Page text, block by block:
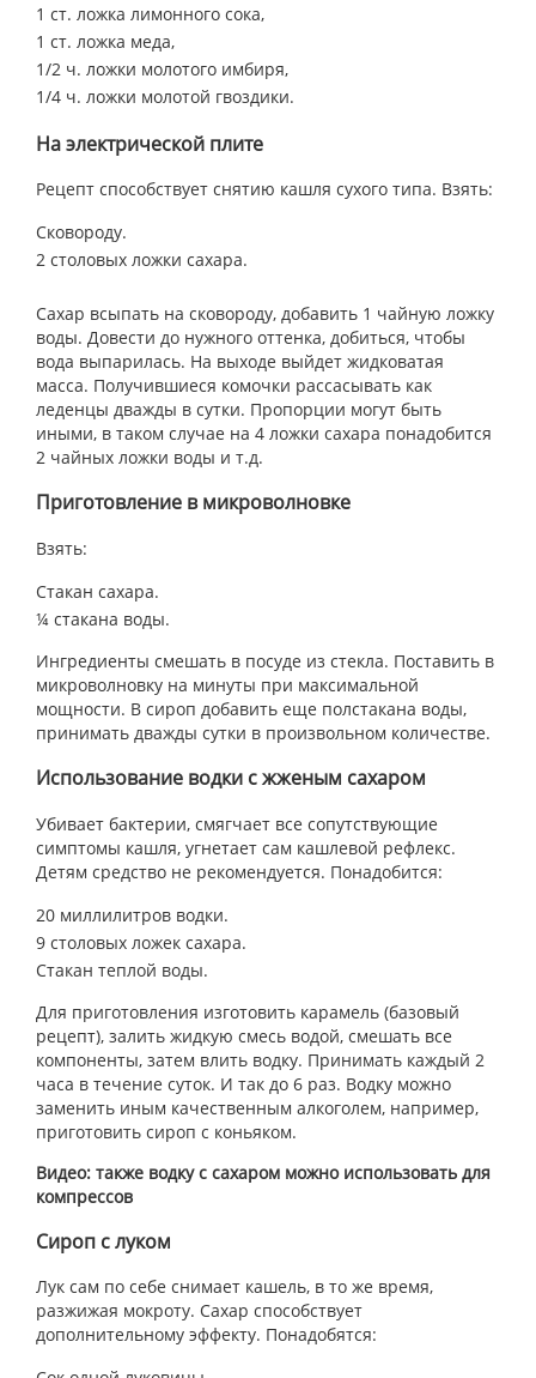
1 ст. ложка лимонного сока,
1 ст. ложка меда,
1/2 ч. ложки молотого имбиря,
1/4 ч. ложки молотой гвоздики.
На электрической плите
Рецепт способствует снятию кашля сухого типа. Взять:
Сковороду.
2 столовых ложки сахара.
Сахар всыпать на сковороду, добавить 1 чайную ложку
воды. Довести до нужного оттенка, добиться, чтобы
вода выпарилась. На выходе выйдет жидковатая
масса. Получившиеся комочки рассасывать как
леденцы дважды в сутки. Пропорции могут быть
иными, в таком случае на 4 ложки сахара понадобится
2 чайных ложки воды и т.д.
Приготовление в микроволновке
Взять:
Стакан сахара.
¼ стакана воды.
Ингредиенты смешать в посуде из стекла. Поставить в
микроволновку на минуты при максимальной
мощности. В сироп добавить еще полстакана воды,
принимать дважды сутки в произвольном количестве.
Использование водки с жженым сахаром
Убивает бактерии, смягчает все сопутствующие
симптомы кашля, угнетает сам кашлевой рефлекс.
Детям средство не рекомендуется. Понадобится:
20 миллилитров водки.
9 столовых ложек сахара.
Стакан теплой воды.
Для приготовления изготовить карамель (базовый
рецепт), залить жидкую смесь водой, смешать все
компоненты, затем влить водку. Принимать каждый 2
часа в течение суток. И так до 6 раз. Водку можно
заменить иным качественным алкоголем, например,
приготовить сироп с коньяком.
Видео: также водку с сахаром можно использовать для
компрессов
Сироп с луком
Лук сам по себе снимает кашель, в то же время,
разжижая мокроту. Сахар способствует
дополнительному эффекту. Понадобятся: